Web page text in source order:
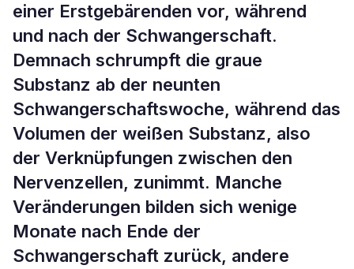
einer Erstgebärenden vor, während
und nach der Schwangerschaft.
Demnach schrumpft die graue
Substanz ab der neunten
Schwangerschaftswoche, während das
Volumen der weißen Substanz, also
der Verknüpfungen zwischen den
Nervenzellen, zunimmt. Manche
Veränderungen bilden sich wenige
Monate nach Ende der
Schwangerschaft zurück, andere